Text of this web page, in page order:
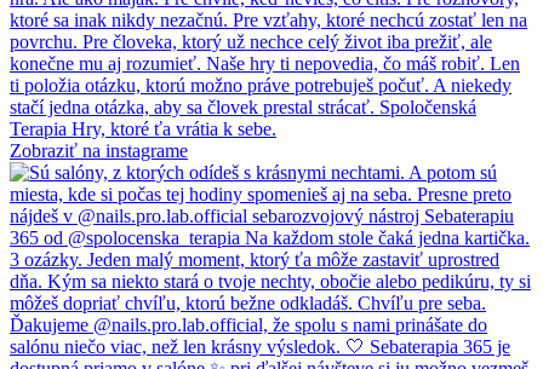
Zobraziť na instagrame